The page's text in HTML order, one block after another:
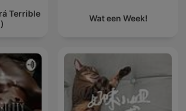
Terrible
Wat een Week!